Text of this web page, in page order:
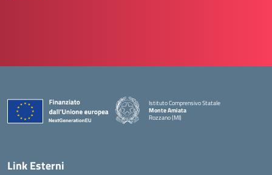
Istituto Comprensivo Statale
Monte Amiata
Rozzano (MI)
Link Esterni